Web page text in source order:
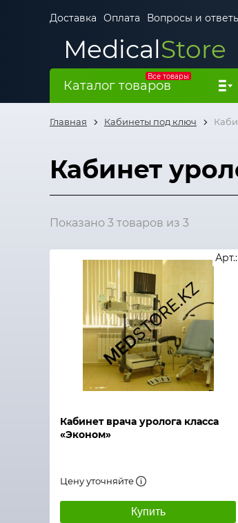
Доставка Оплата Вопросы и
MedicalStore
Все товары
Каталог товаров
Главная Кабинеты под ключ
Кабинет
Показано 3 товаров из 3
Кабинет врача уролога класса
«Эконом»
Цену уточняйте
Купить
Быстрый просмотр